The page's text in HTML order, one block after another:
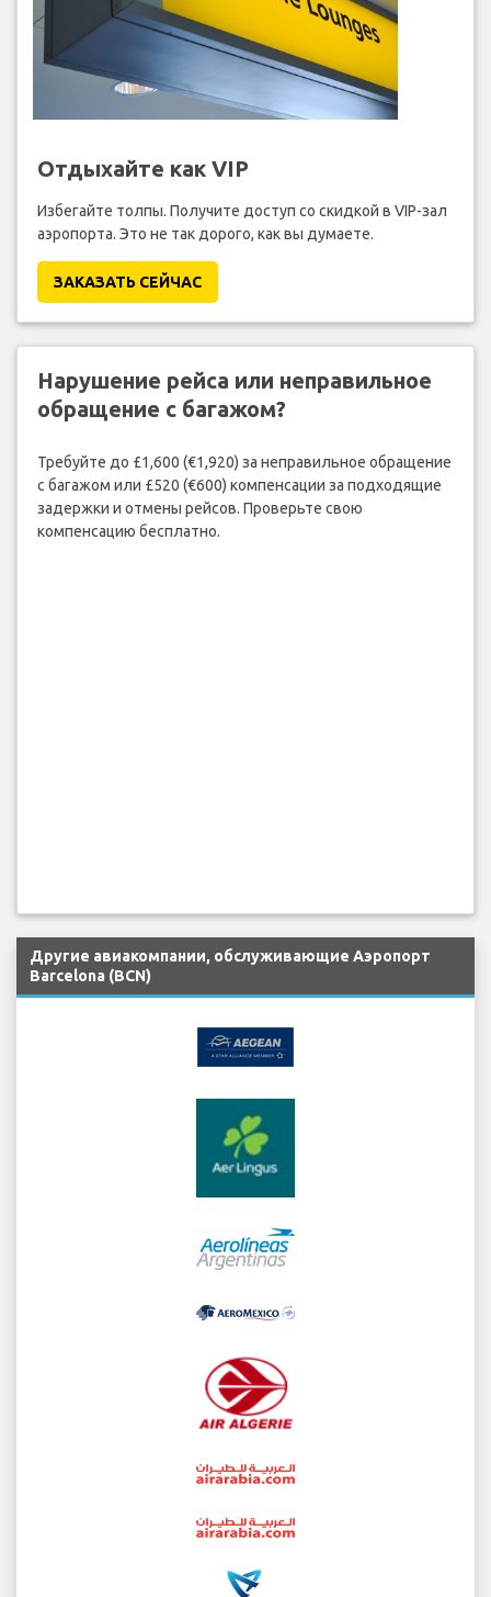
Отдыхайте как VIP
Избегайте толпы. Получите доступ со скидкой в VIP-зал
аэропорта. Это не так дорого, как вы думаете.
ЗАКАЗАТЬ СЕЙЧАС
Нарушение рейса или неправильное
обращение с багажом?
Требуйте до £1,600 (€1,920) за неправильное обращение
с багажом или £520 (€600) компенсации за подходящие
задержки и отмены рейсов. Проверьте свою
компенсацию бесплатно.
Другие авиакомпании, обслуживающие Аэропорт
Barcelona (BCN)